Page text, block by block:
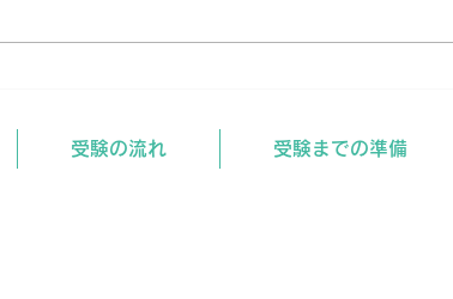
受験の流れ 受験までの準備